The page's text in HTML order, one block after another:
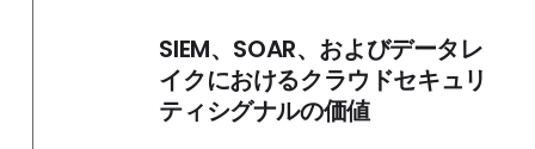
SIEM、SOAR、およびデータレ
イクにおけるクラウドセキュリ
ティシグナルの価値